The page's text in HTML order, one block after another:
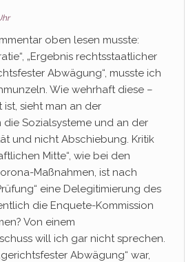
oben lesen musste:
„Ergebnis rechtsstaatlicher
Abwägung“, musste ich
Wie wehrhaft diese –
ist, sieht man an der
die Sozialsysteme und an der
und nicht Abschiebung. Kritik
Mitte“, wie bei den
Maßnahmen, ist nach
eine Delegitimierung des
die Enquete-Kommission
Von einem
will ich gar nicht sprechen.
Abwägung“ war,